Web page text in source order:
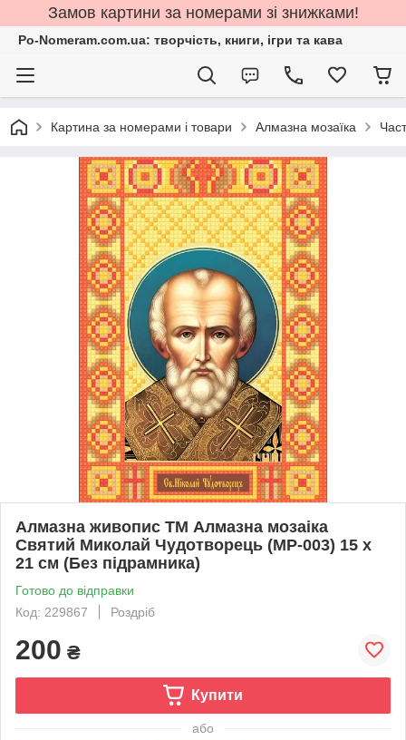
Замов картини за номерами зі знижками!
Po-Nomeram.com.ua: творчість, книги, ігри та кава
Картина за номерами і товари Алмазна мозаїка
Алмазна живопис ТМ Алмазна мозаіка
Святий Миколай Чудотворець (MP-003) 15 х
21 см (Без підрамника)
Готово до відправки
Код: 229867
Роздріб
200 ₴
Купити
або